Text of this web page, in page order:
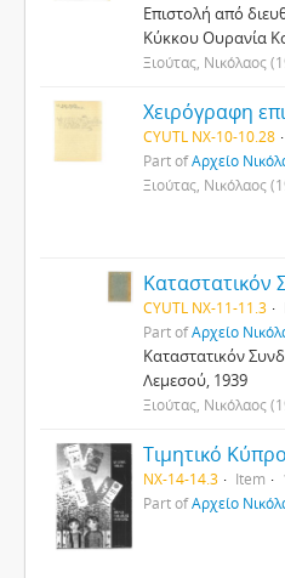
Επιστολή από
Κύκκου Ουρανία
Ξιούτας, Νικόλαος
CYUTL NX-10-10.28
Part ofΑρχείο
Ξιούτας, Νικόλαος
CYUTL NX-11-11.3
Part ofΑρχείο
Καταστατικόν
Λεμεσού, 1939
Ξιούτας, Νικόλαος
Τιμητικό
NX-14-14.3 Item
Part ofΑρχείο